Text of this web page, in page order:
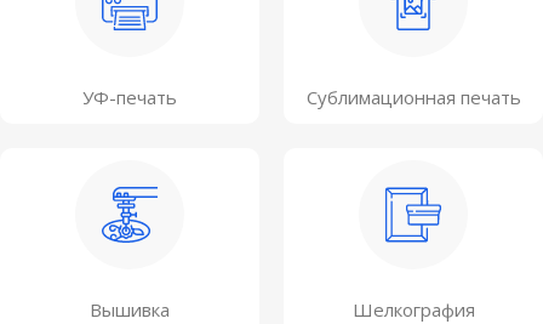
УФ-печать Сублимационная печать
Вышивка Шелкография